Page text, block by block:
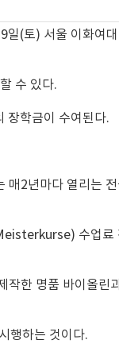
(토) 서울 이화여
수 있다.
장학금이 수여된다.
매2년마다 열리는
수업료
한 명품 바이올린
행하는 것이다.